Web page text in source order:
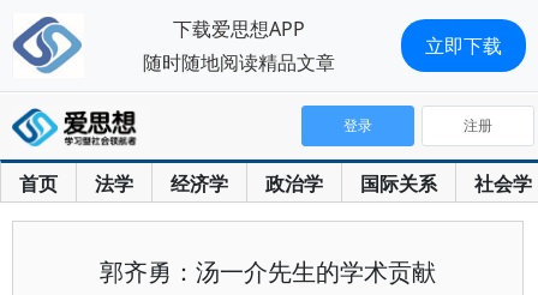
首页 法学 经济学 政治学 国际关系 社会学
登录 注册
郭齐勇：汤一介先生的学术贡献
下载爱思想APP
随时随地阅读精品文章
立即下载